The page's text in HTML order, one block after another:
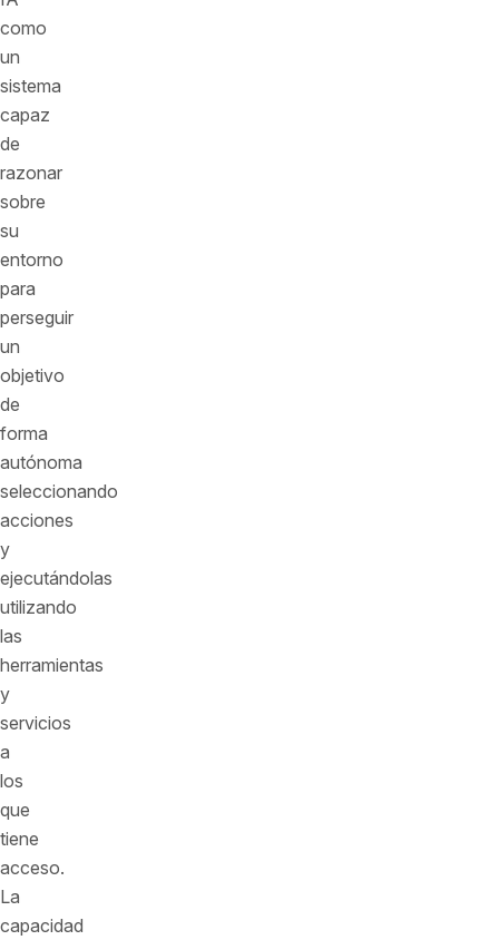
como
un
sistema
capaz
de
razonar
sobre
su
entorno
para
perseguir
un
objetivo
de
forma
autónoma
seleccionando
acciones
y
ejecutándolas
utilizando
las
herramientas
y
servicios
a
los
que
tiene
acceso.
La
capacidad